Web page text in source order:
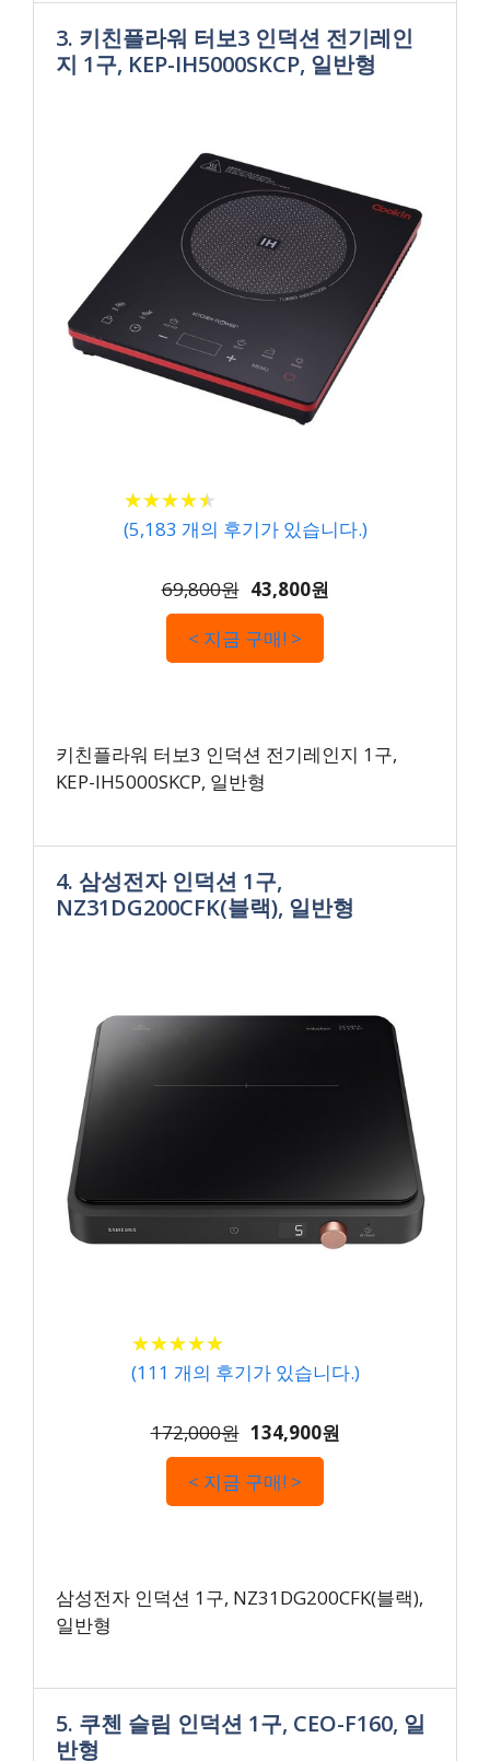
3. 키친플라워 터보3 인덕션 전기레인
지 1구, KEP-IH5000SKCP, 일반형
★★★★★
★★★★★
(5,183 개의 후기가 있습니다.)
69,800원 43,800원
< 지금 구매! >
키친플라워 터보3 인덕션 전기레인지 1구,
KEP-IH5000SKCP, 일반형
4. 삼성전자 인덕션 1구,
NZ31DG200CFK(블랙), 일반형
★★★★★
★★★★★
(111 개의 후기가 있습니다.)
172,000원 134,900원
< 지금 구매! >
삼성전자 인덕션 1구, NZ31DG200CFK(블랙),
일반형
5. 쿠첸 슬림 인덕션 1구, CEO-F160, 일
반형